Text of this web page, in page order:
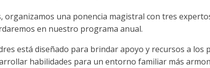
organizamos una ponencia magistral con tres
en nuestro programa anual.
está diseñado para brindar apoyo y recursos a
habilidades para un entorno familiar más